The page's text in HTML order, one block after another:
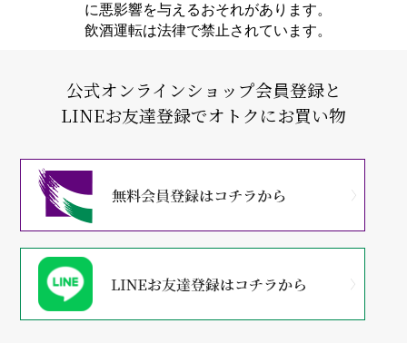
に悪影響を与えるおそれがあります。
飲酒運転は法律で禁止されています。
公式オンラインショップ会員登録と
LINEお友達登録でオトクにお買い物